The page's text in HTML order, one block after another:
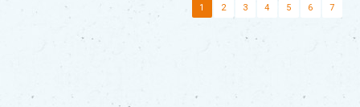
1 2 3 4 5 6 7